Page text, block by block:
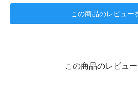
この商品のレビュー
この商品のレビュ